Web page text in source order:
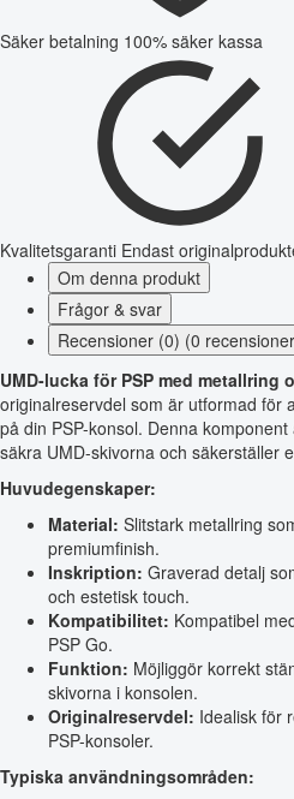
Säker betalning 100% säker kassa
Kvalitetsgaranti Endast
Om denna produkt
Frågor & svar
Recensioner (0) (0
UMD-lucka för PSP med metallring
originalreservdel som är utformad för
på din PSP-konsol. Denna
säkra UMD-skivorna och säkerställer
Huvudegenskaper:
Material: Slitstark metallring
premiumfinish.
Inskription: Graverad detalj
och estetisk touch.
Kompatibilitet: Kompatibel
PSP Go.
Funktion: Möjliggör korrekt
skivorna i konsolen.
Originalreservdel: Idealisk för
PSP-konsoler.
Typiska användningsområden: